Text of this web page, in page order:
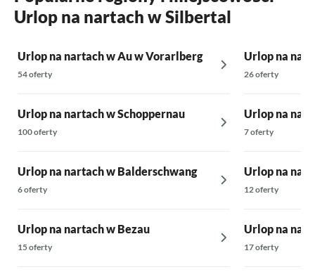
Urlop na nartach w Silbertal
Urlop na nartach w Au w Vorarlberg
54 oferty
Urlop na nartach w Schoppernau
100 oferty
Urlop na nartach w Balderschwang
6 oferty
Urlop na nartach w Bezau
15 oferty
Urlop na
26 oferty
Urlop na
7 oferty
Urlop na
12 oferty
Urlop na
17 oferty